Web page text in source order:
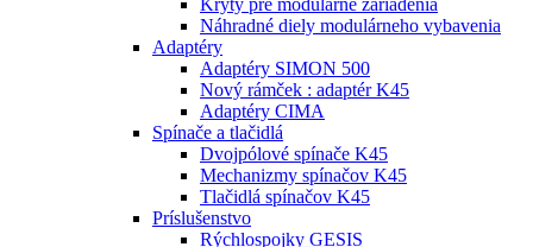
Kryty pre modulárne zariadenia
Náhradné diely modulárneho vybavenia
Adaptéry
Adaptéry SIMON 500
Nový rámček : adaptér K45
Adaptéry CIMA
Spínače a tlačidlá
Dvojpólové spínače K45
Mechanizmy spínačov K45
Tlačidlá spínačov K45
Príslušenstvo
Rýchlospojky GESIS